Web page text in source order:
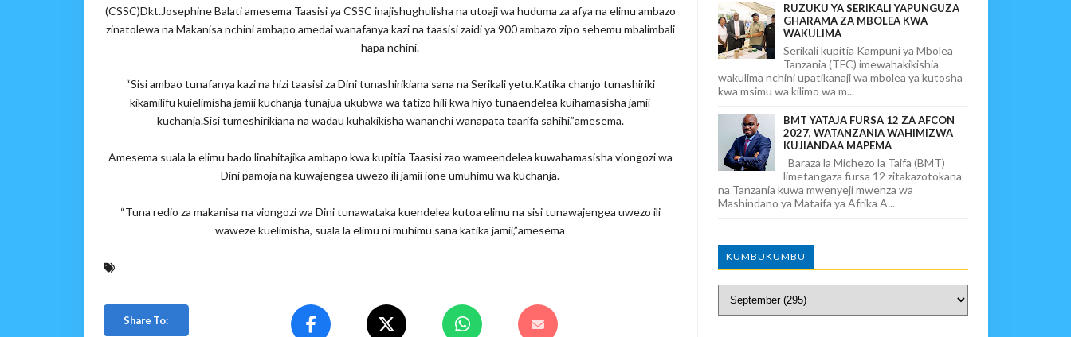
(CSSC)Dkt.Josephine Balati amesema Taasisi ya CSSC inajishughulisha na utoaji wa huduma za afya na elimu ambazo
zinatolewa na Makanisa nchini ambapo amedai wanafanya kazi na taasisi zaidi ya 900 ambazo zipo sehemu mbalimbali
hapa nchini.
“Sisi ambao tunafanya kazi na hizi taasisi za Dini tunashirikiana sana na Serikali yetu.Katika chanjo tunashiriki
kikamilifu kuielimisha jamii kuchanja tunajua ukubwa wa tatizo hili kwa hiyo tunaendelea kuihamasisha jamii
kuchanja.Sisi tumeshirikiana na wadau kuhakikisha wananchi wanapata taarifa sahihi,”amesema.
Amesema suala la elimu bado linahitajika ambapo kwa kupitia Taasisi zao wameendelea kuwahamasisha viongozi wa
Dini pamoja na kuwajengea uwezo ili jamii ione umuhimu wa kuchanja.
“Tuna redio za makanisa na viongozi wa Dini tunawataka kuendelea kutoa elimu na sisi tunawajengea uwezo ili
waweze kuelimisha, suala la elimu ni muhimu sana katika jamii,”amesema
Share To:
RUZUKU YA SERIKALI YAPUNGUZA
GHARAMA ZA MBOLEA KWA
WAKULIMA
Serikali kupitia Kampuni ya Mbolea
Tanzania (TFC) imewahakikishia
wakulima nchini upatikanaji wa mbolea ya kutosha
kwa msimu wa kilimo wa m...
BMT YATAJA FURSA 12 ZA AFCON
2027, WATANZANIA WAHIMIZWA
KUJIANDAA MAPEMA
Baraza la Michezo la Taifa (BMT)
limetangaza fursa 12 zitakazotokana
na Tanzania kuwa mwenyeji mwenza wa
Mashindano ya Mataifa ya Afrika A...
KUMBUKUMBU